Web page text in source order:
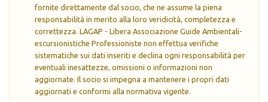
fornite direttamente dal socio, che ne assume la piena
responsabilità in merito alla loro veridicità, completezza e
correttezza. LAGAP - Libera Associazione Guide Ambientali-
escursionistiche Professioniste non effettua verifiche
sistematiche sui dati inseriti e declina ogni responsabilità per
eventuali inesattezze, omissioni o informazioni non
aggiornate. Il socio si impegna a mantenere i propri dati
aggiornati e conformi alla normativa vigente.